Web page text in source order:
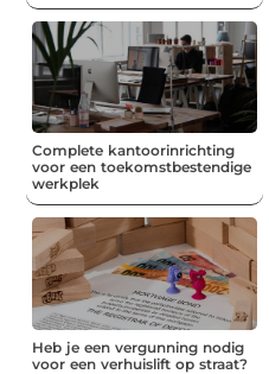
Complete kantoorinrichting
voor een toekomstbestendige
werkplek
Heb je een vergunning nodig
voor een verhuislift op straat?